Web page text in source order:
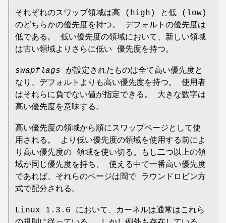
それぞれのスワップ領域は高 (high) と低 (low)
のどちらかの優先度を持つ。 デフォルトの優先度は
低である。 低い優先度の領域において、新しい領域
は古い領域よりさらに低い 優先度を持つ。
swapflags が設定されたものは全て高い優先度と
なり、デフォルトよりも高い優先度を持つ。 使用者
はそれらに負でない値が指定できる。 大きな数字は
高い優先度を意味する。
高い優先度の領域から順にスワップページとして使
用される。 より低い優先度の領域を使用する前によ
り高い優先度の 領域を使い切る。もし二つ以上の領
域が同じ優先度を持ち、 使える中で一番高い優先度
であれば、それらのページは間で ラウンドロビン方
式で配分される。
Linux 1.3.6 において、カーネルは通常はこれら